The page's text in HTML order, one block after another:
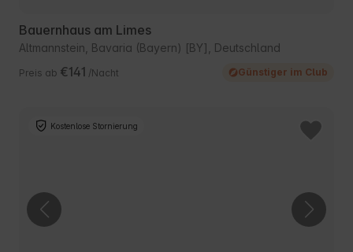
Bauernhaus am Limes
Altmannstein, Bavaria (Bayern) [BY], Deutschland
Preis ab €141 /Nacht Günstiger im Club
Kostenlose Stornierung